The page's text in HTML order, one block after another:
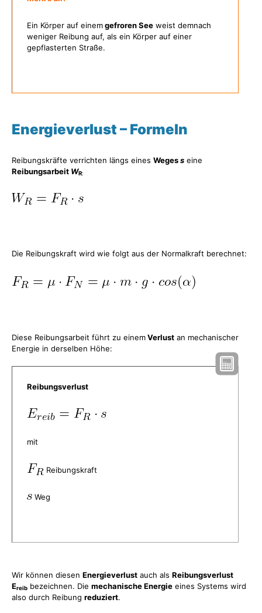
Ein Körper auf einemgefroren See weist demnach
weniger Reibung auf, als ein Körper auf einer
gepflasterten Straße.
Energieverlust – Formeln
Reibungskräfte verrichten längs eines Wegess eine
Reibungsarbeit WR:
Die Reibungskraft wird wie folgt aus der Normalkraft berechnet:
Diese Reibungsarbeit führt zu einemVerlust an mechanischer
Energie in derselben Höhe:
Reibungsverlust
mit
Reibungskraft
Weg
Wir können diesen Energieverlust auch als Reibungsverlust
Ereib bezeichnen. Die mechanische Energie eines Systems wird
also durch Reibung reduziert.